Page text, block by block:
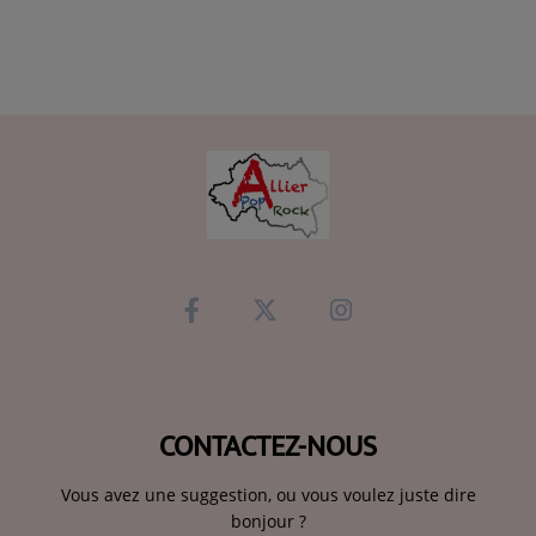
CONTACTEZ-NOUS
Vous avez une suggestion, ou vous voulez juste dire
bonjour ?